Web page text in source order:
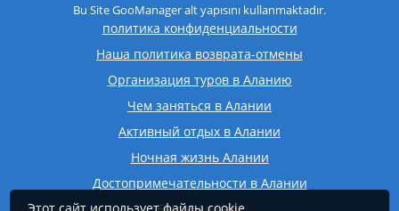
Bu SiteGooManageralt yapısını kullanmaktadır.
политика конфиденциальности
Наша политика возврата-отмены
Организация туров в Аланию
Чем заняться в Алании
Активный отдых в Алании
Ночная жизнь Алании
Достопримечательности в Алании